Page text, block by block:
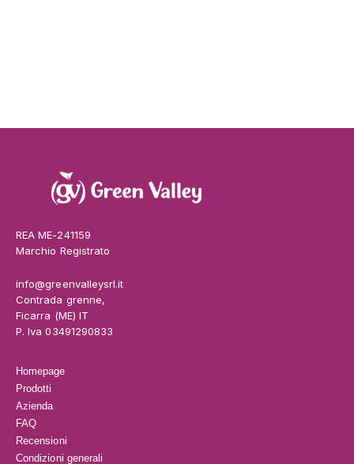
REA ME-241159
Marchio Registrato
info@greenvalleysrl.it
Contrada grenne,
Ficarra (ME) IT
P. Iva 03491290833
Homepage
Prodotti
Azienda
FAQ
Recensioni
Condizioni generali